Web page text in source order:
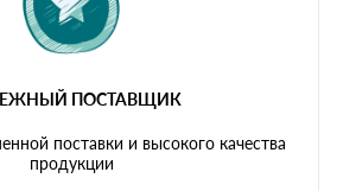
ПОСТАВЩИК
поставки и высокого качества
продукции